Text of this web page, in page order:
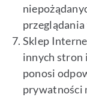
Sklep
innych stron
ponosi
prywatności